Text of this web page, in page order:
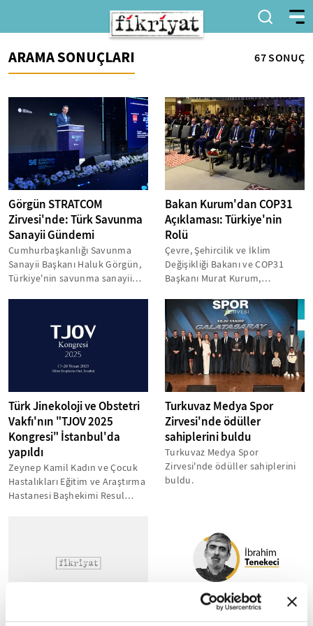
ARAMA SONUÇLARI 67 SONUÇ
Görgün STRATCOM
Zirvesi'nde: Türk Savunma
Sanayii Gündemi
Cumhurbaşkanlığı Savunma
Sanayii Başkanı Haluk Görgün,
Türkiye'nin savunma sanayii
Bakan Kurum'dan COP31
Açıklaması: Türkiye'nin
Rolü
Çevre, Şehircilik ve İklim
Değişikliği Bakanı ve COP31
Başkanı Murat Kurum,
sahipliği...
Türk Jinekoloji ve Obstetri
Vakfı'nın "TJOV 2025
Kongresi" İstanbul'da
yapıldı
Zeynep Kamil Kadın ve Çocuk
Hastalıkları Eğitim ve Araştırma
Hastanesi Başhekimi Resul
Turkuvaz Medya Spor
Zirvesi'nde ödüller
sahiplerini buldu
Turkuvaz Medya Spor
Zirvesi'nde ödüller sahiplerini
buldu.